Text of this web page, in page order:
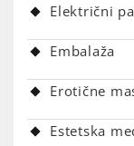
Električni
Embalaža
Erotične
Estetska